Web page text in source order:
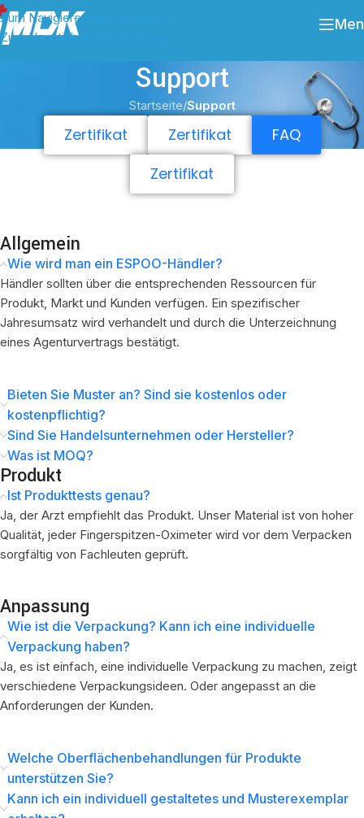
Zum Navigieren überspringen
Zum Hauptinhalt überspringen
Support
Startseite/Support
Zertifikat Zertifikat
FAQ
Zertifikat
Allgemein
Wie wird man ein ESPOO-Händler?
Händler sollten über die entsprechenden Ressourcen für
Produkt, Markt und Kunden verfügen. Ein spezifischer
Jahresumsatz wird verhandelt und durch die Unterzeichnung
eines Agenturvertrags bestätigt.
Bieten Sie Muster an? Sind sie kostenlos oder
kostenpflichtig?
Sind Sie Handelsunternehmen oder Hersteller?
Was ist MOQ?
Produkt
Ist Produkttests genau?
Ja, der Arzt empfiehlt das Produkt. Unser Material ist von hoher
Qualität, jeder Fingerspitzen-Oximeter wird vor dem Verpacken
sorgfältig von Fachleuten geprüft.
Anpassung
Wie ist die Verpackung? Kann ich eine individuelle
Verpackung haben?
Ja, es ist einfach, eine individuelle Verpackung zu machen, zeigt
verschiedene Verpackungsideen. Oder angepasst an die
Anforderungen der Kunden.
Welche Oberflächenbehandlungen für Produkte
unterstützen Sie?
Kann ich ein individuell gestaltetes und Musterexemplar